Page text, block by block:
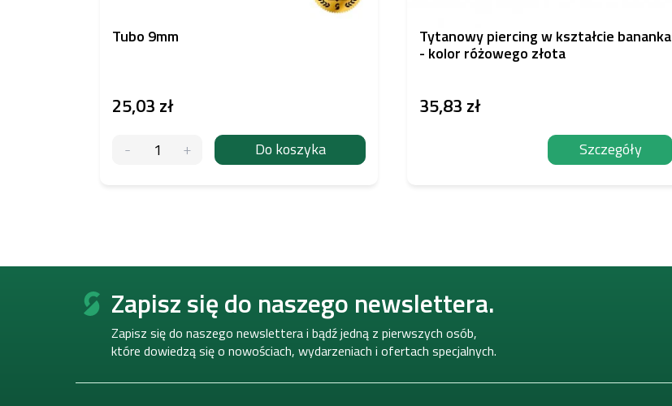
Tubo 9mm
25,03 zł
Do koszyka
Tytanowy piercing w kształcie bananka
- kolor różowego złota
35,83 zł
Szczegóły
S
Zapisz się do naszego newslettera.
Zapisz się do naszego newslettera i bądź jedną z pierwszych osób,
które dowiedzą się o nowościach, wydarzeniach i ofertach specjalnych.